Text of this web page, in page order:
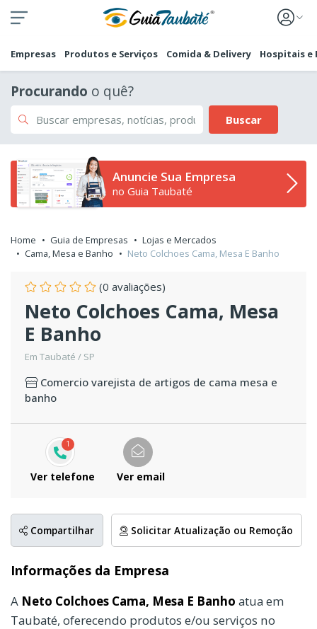
Empresas Produtos e Serviços Comida & Delivery Hospitais e
Procurando o quê?
Buscar
Anuncie Sua Empresa
no Guia Taubaté
Home Guia de Empresas
Lojas e Mercados
Cama, Mesa e Banho
Neto Colchoes Cama, Mesa E Banho
(0 avaliações)
Neto Colchoes Cama, Mesa
E Banho
Em Taubaté / SP
Comercio varejista de artigos de cama mesa e
banho
1
Ver telefone Ver email
Compartilhar Solicitar Atualização ou Remoção
Informações da Empresa
A Neto Colchoes Cama, Mesa E Banho atua em
Taubaté, oferecendo produtos e/ou serviços no